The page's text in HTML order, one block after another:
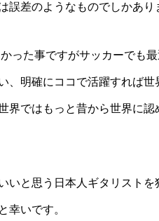
誤差のようなものでしかあり
った事ですがサッカーでも
、明確にココで活躍すれば
界ではもっと昔から世界に
いと思う日本人ギタリストを
幸いです。